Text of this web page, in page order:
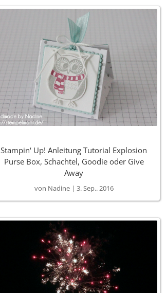
Stampin‘ Up! Anleitung Tutorial Explosion
Purse Box, Schachtel, Goodie oder Give
Away
von Nadine| 3. Sep.. 2016